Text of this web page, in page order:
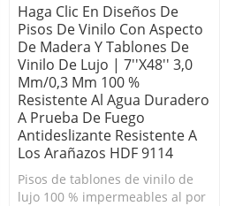
Haga Clic En Diseños De
Pisos De Vinilo Con Aspecto
De Madera Y Tablones De
Vinilo De Lujo | 7''x48'' 3,0
Mm/0,3 Mm 100 %
Resistente Al Agua Duradero
A Prueba De Fuego
Antideslizante Resistente A
Los Arañazos HDF 9114
Pisos de tablones de vinilo de
lujo 100 % impermeables al por